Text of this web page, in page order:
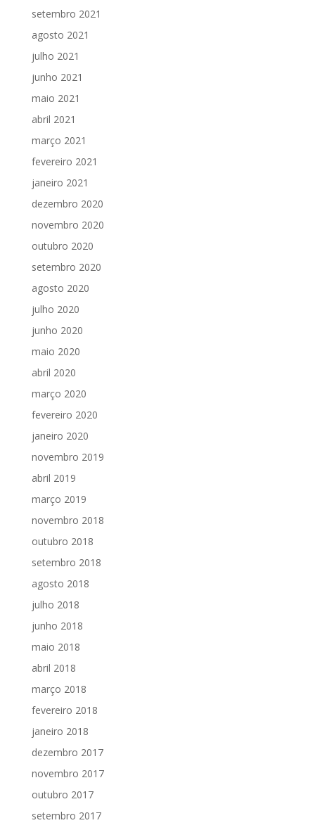
setembro 2021
agosto 2021
julho 2021
junho 2021
maio 2021
abril 2021
março 2021
fevereiro 2021
janeiro 2021
dezembro 2020
novembro 2020
outubro 2020
setembro 2020
agosto 2020
julho 2020
junho 2020
maio 2020
abril 2020
março 2020
fevereiro 2020
janeiro 2020
novembro 2019
abril 2019
março 2019
novembro 2018
outubro 2018
setembro 2018
agosto 2018
julho 2018
junho 2018
maio 2018
abril 2018
março 2018
fevereiro 2018
janeiro 2018
dezembro 2017
novembro 2017
outubro 2017
setembro 2017